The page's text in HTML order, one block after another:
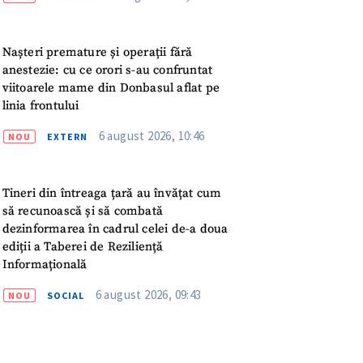
Nașteri premature și operații fără
anestezie: cu ce orori s-au confruntat
viitoarele mame din Donbasul aflat pe
linia frontului
NOU EXTERN 6 august 2026, 10:46
Tineri din întreaga țară au învățat cum
să recunoască și să combată
dezinformarea în cadrul celei de-a doua
ediții a Taberei de Reziliență
Informațională
NOU SOCIAL 6 august 2026, 09:43